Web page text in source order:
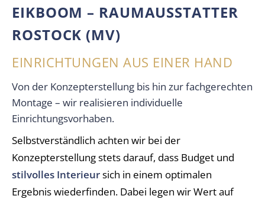
EIKBOOM – RAUMAUSSTATTER
ROSTOCK (MV)
EINRICHTUNGEN AUS EINER HAND
Von der Konzepterstellung bis hin zur fachgerechten
Montage – wir realisieren individuelle
Einrichtungsvorhaben.
Selbstverständlich achten wir bei der
Konzepterstellung stets darauf, dass Budget und
stilvolles Interieursich in einem optimalen
Ergebnis wiederfinden. Dabei legen wir Wert auf